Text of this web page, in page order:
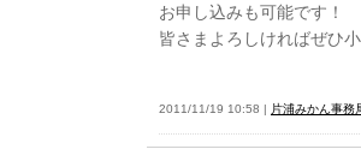
お申し込みも可能です！
皆さまよろしければぜひ
2011/11/19 10:58 | 片浦みかん事務